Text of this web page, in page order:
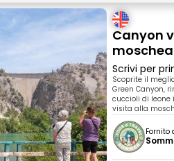
Canyon
moschea
Scrivi per
Scoprite il
Green Canyon,
cuccioli di leone
visita alla
Fornito